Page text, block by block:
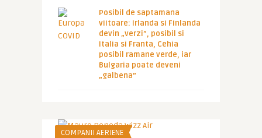
Posibil de saptamana
viitoare: Irlanda si Finlanda
devin „verzi”, posibil si
Italia si Franta, Cehia
posibil ramane verde, iar
Bulgaria poate deveni
„galbena”
COMPANII AERIENE